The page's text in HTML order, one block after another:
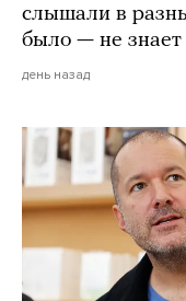
слышали в
было — не
день назад